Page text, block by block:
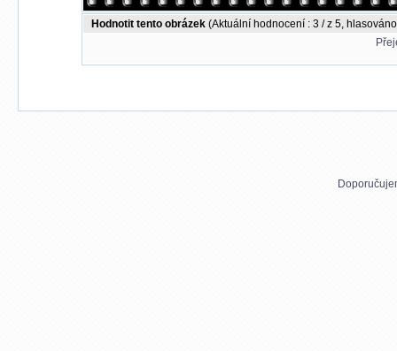
Hodnotit tento obrázek(Aktuální hodnocení : 3 / z 5,